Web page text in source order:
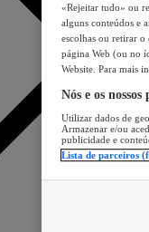
«Rejeitar tudo» ou
alguns conteúdos e
escolhas ou retirar
página Web (ou no
Website. Para mais
Nós e os
Utilizar dados de
Armazenar e/ou
publicidade e
Lista de parceiros